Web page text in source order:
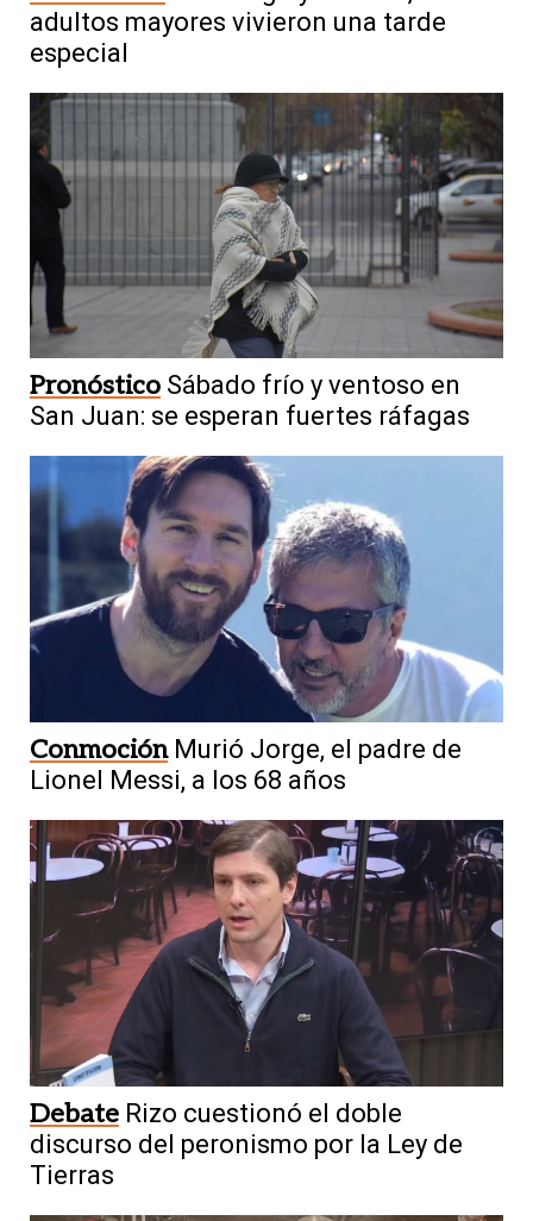
adultos mayores vivieron una tarde
especial
Pronóstico Sábado frío y ventoso en
San Juan: se esperan fuertes ráfagas
Conmoción Murió Jorge, el padre de
Lionel Messi, a los 68 años
Debate Rizo cuestionó el doble
discurso del peronismo por la Ley de
Tierras